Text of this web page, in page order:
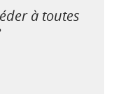
à toutes